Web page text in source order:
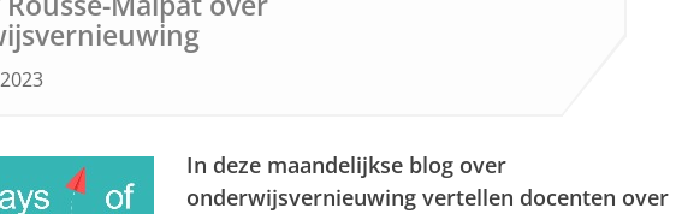
In deze maandelijkse blog over
onderwijsvernieuwing vertellen docenten over